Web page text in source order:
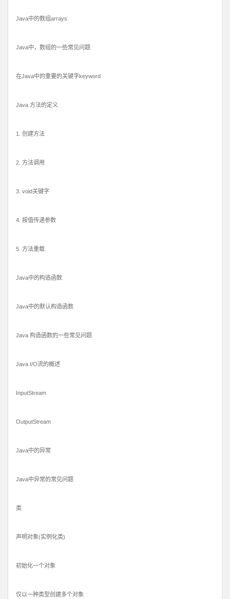
Java中的数组arrays
Java中，数组的一些常见问题
在Java中的重要的关键字keyword
Java 方法的定义
1. 创建方法
2. 方法调用
3. void关键字
4. 按值传递参数
5. 方法重载
Java中的构造函数
Java中的默认构造函数
Java 构造函数的一些常见问题
Java I/O流的概述
InputStream
OutputStream
Java中的异常
Java中异常的常见问题
类
声明对象(实例化类)
初始化一个对象
仅以一种类型创建多个对象